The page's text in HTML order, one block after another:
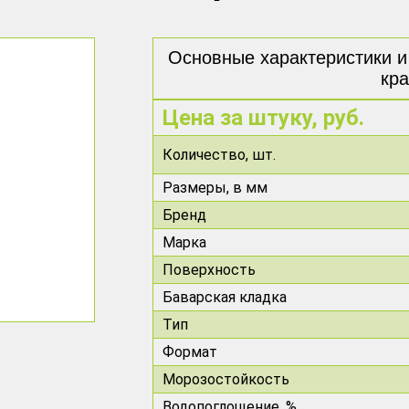
Основные характеристики
Цена за штуку, руб.
Количество, шт.
Размеры, в мм
Бренд
Марка
Поверхность
Баварская кладка
Тип
Формат
Морозостойкость